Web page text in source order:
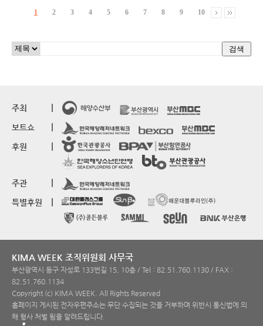
1 2 3 4 5 6 7 8 9 10
주최
보트쇼
후원
주관
특별후원
KIMA WEEK 조직위원회 사무국
부산광역시 동구 자성로 133번길 15, 10층 / Tel : 82.51.760.1130 / FAX :
82.51.760.1134
Copyright (c) KIMA WEEK. All Rights Reserved
홈페이지 게시된 전자우편주소는 무단 수집되는 것을 거부하며 위반시 통신법에 의
해 형사 처벌 됨을 알려드립니다.